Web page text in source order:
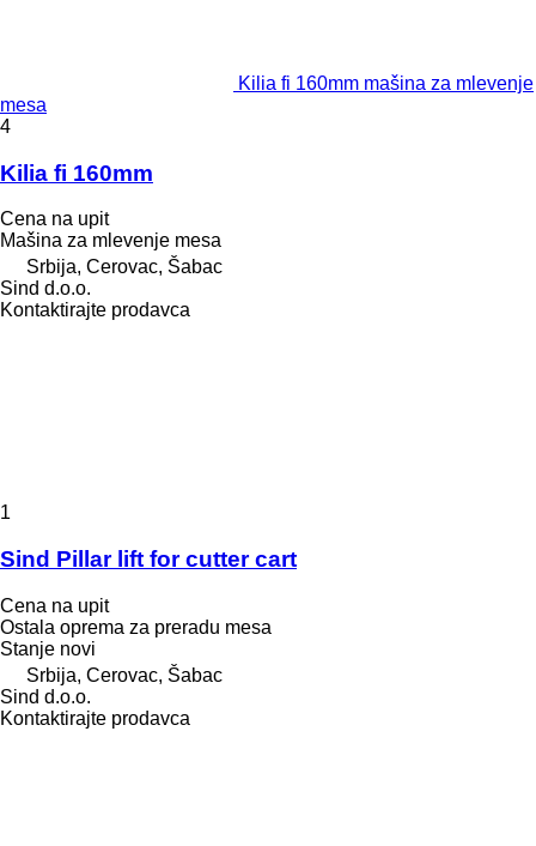
Kilia fi 160mm mašina za mlevenje
mesa
4
Kilia fi 160mm
Cena na upit
Mašina za mlevenje mesa
Srbija, Cerovac, Šabac
Sind d.o.o.
Kontaktirajte prodavca
1
Sind Pillar lift for cutter cart
Cena na upit
Ostala oprema za preradu mesa
Stanje novi
Srbija, Cerovac, Šabac
Sind d.o.o.
Kontaktirajte prodavca